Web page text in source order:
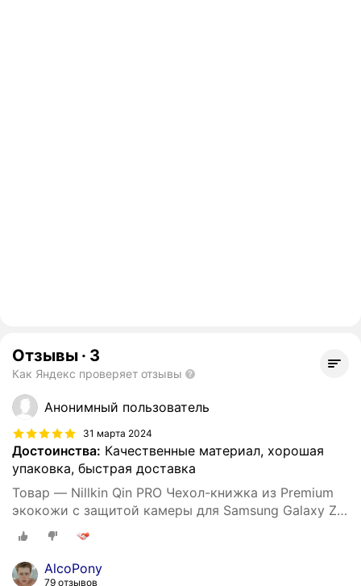
Отзывы · 3
Как Яндекс проверяет отзывы
Анонимный пользователь
31 марта 2024
Достоинства: Качественные материал, хорошая
упаковка, быстрая доставка
Товар — Nillkin Qin PRO Чехол-книжка из Premium
экокожи с защитой камеры для Samsung Galaxy Z
Fold 3
AlcoPony
79 отзывов